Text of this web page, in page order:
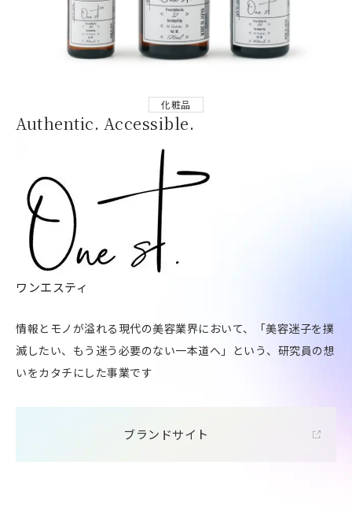
化粧品
Authentic. Accessible.
ワンエスティ
情報とモノが溢れる現代の美容業界において、「美容迷子を撲
滅したい、もう迷う必要のない一本道へ」という、研究員の想
いをカタチにした事業です
ブランドサイト